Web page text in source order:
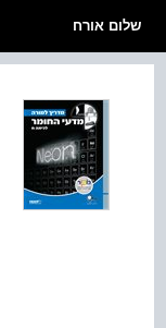
שלום אורח